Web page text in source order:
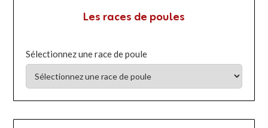
Les races de poules
Sélectionnez une race de poule